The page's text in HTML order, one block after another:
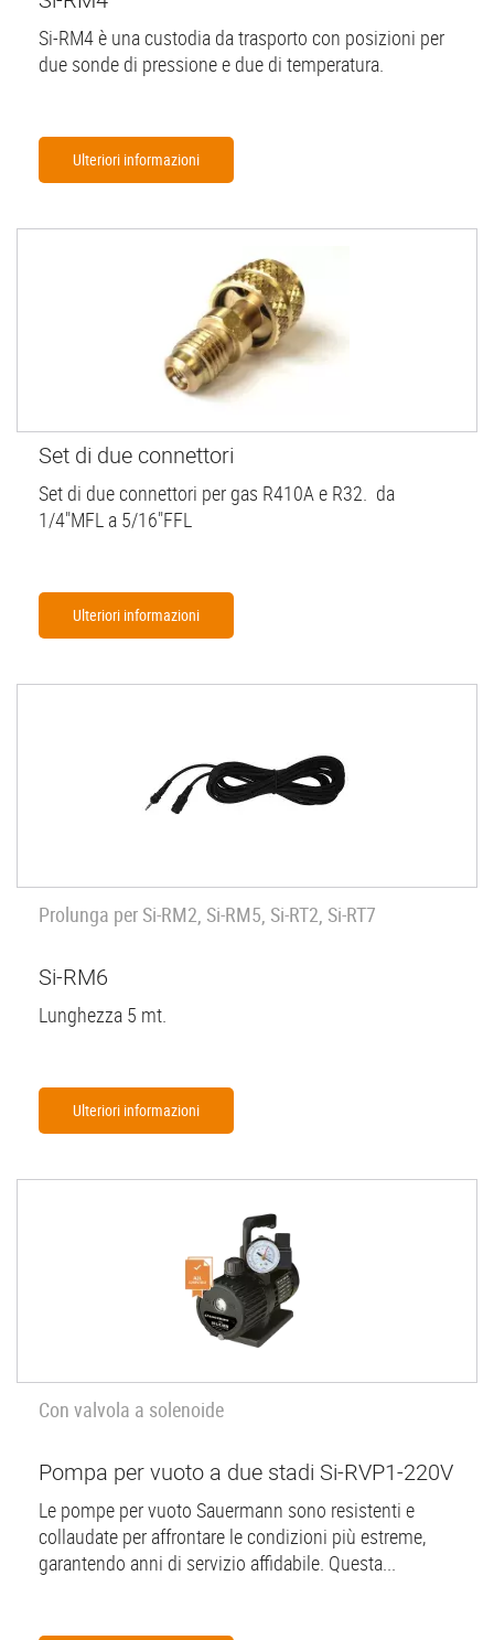
Si-RM4 è una custodia da trasporto con posizioni per
due sonde di pressione e due di temperatura.
Ulteriori informazioni
Set di due connettori
Set di due connettori per gas R410A e R32. da
1/4"MFL a 5/16"FFL
Ulteriori informazioni
Prolunga per Si-RM2, Si-RM5, Si-RT2, Si-RT7
Si-RM6
Lunghezza 5 mt.
Ulteriori informazioni
Con valvola a solenoide
Pompa per vuoto a due stadi Si-RVP1-220V
Le pompe per vuoto Sauermann sono resistenti e
collaudate per affrontare le condizioni più estreme,
garantendo anni di servizio affidabile. Questa...